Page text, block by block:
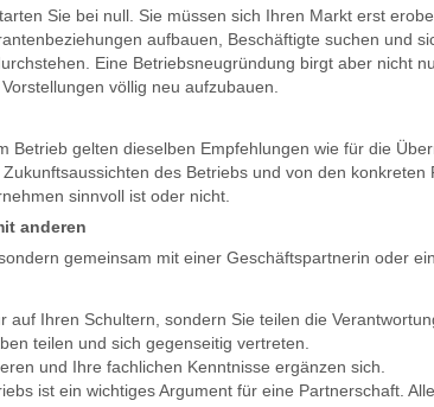
Sie bei null. Sie müssen sich Ihren Markt erst
aufbauen, Beschäftigte suchen und
Eine Betriebsneugründung birgt aber nicht
völlig neu aufzubauen.
Betrieb gelten dieselben Empfehlungen wie für die
des Betriebs und von den
sinnvoll ist oder nicht.
anderen
gemeinsam mit einer Geschäftspartnerin oder
auf Ihren Schultern, sondern Sie teilen die
teilen und sich gegenseitig vertreten.
und Ihre fachlichen Kenntnisse ergänzen sich.
ist ein wichtiges Argument für eine Partnerschaft.